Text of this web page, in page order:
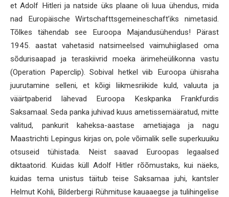
et Adolf Hitleri ja natside üks plaane oli luua ühendus, mida
nad Europäische Wirtschafttsgemeineschaft’iks nimetasid.
Tõlkes tähendab see Euroopa Majandusühendus! Pärast
1945. aastat vahetasid natsimeelsed vaimuhiiglased oma
sõdurisaapad ja teraskiivrid moeka ärimeheülikonna vastu
(Operation Paperclip). Sobival hetkel viib Euroopa ühisraha
juurutamine selleni, et kõigi liikmesriikide kuld, valuuta ja
väärtpaberid lähevad Euroopa Keskpanka Frankfurdis
Saksamaal. Seda panka juhivad kuus ametissemääratud, mitte
valitud, pankurit kaheksa-aastase ametiajaga ja nagu
Maastrichti Lepingus kirjas on, pole võimalik selle superkuuiku
otsuseid tühistada. Neist saavad Euroopas legaalsed
diktaatorid. Kuidas küll Adolf Hitler rõõmustaks, kui näeks,
kuidas tema unistus täitub teise Saksamaa juhi, kantsler
Helmut Kohli, Bilderbergi Rühmituse kauaaegse ja tulihingelise